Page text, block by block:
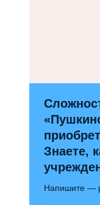
Знаете,
Напишите —